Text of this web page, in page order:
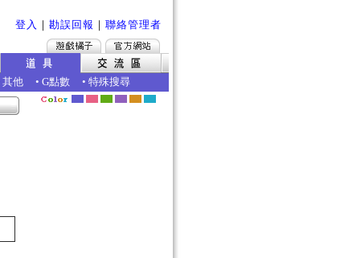
登入 ｜ 勘誤回報 ｜ 聯絡管理者
其他 • G點數 • 特殊搜尋